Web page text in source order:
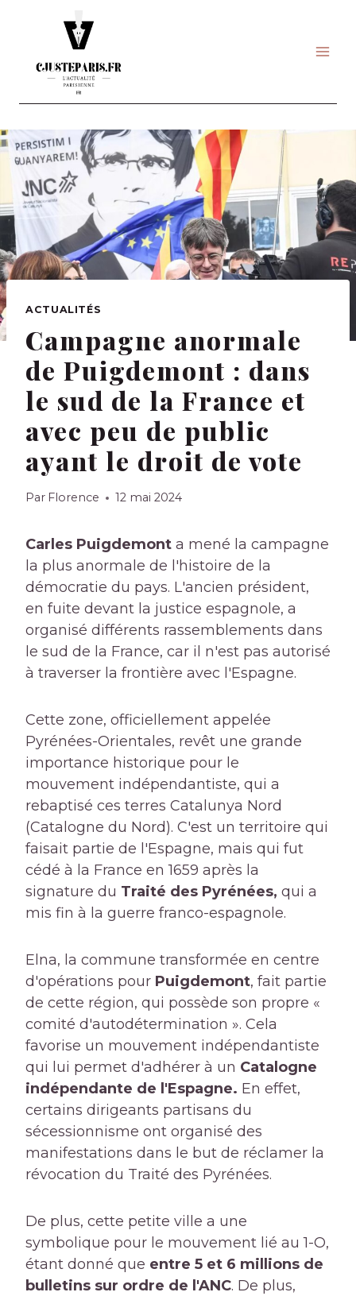
ACTUALITÉS
Campagne anormale
de Puigdemont : dans
le sud de la France et
avec peu de public
ayant le droit de vote
Par Florence 12 mai 2024
Carles Puigdemont a mené la campagne
la plus anormale de l'histoire de la
démocratie du pays. L'ancien président,
en fuite devant la justice espagnole, a
organisé différents rassemblements dans
le sud de la France, car il n'est pas autorisé
à traverser la frontière avec l'Espagne.
Cette zone, officiellement appelée
Pyrénées-Orientales, revêt une grande
importance historique pour le
mouvement indépendantiste, qui a
rebaptisé ces terres Catalunya Nord
(Catalogne du Nord). C'est un territoire qui
faisait partie de l'Espagne, mais qui fut
cédé à la France en 1659 après la
signature du Traité des Pyrénées, qui a
mis fin à la guerre franco-espagnole.
Elna, la commune transformée en centre
d'opérations pour Puigdemont, fait partie
de cette région, qui possède son propre «
comité d'autodétermination ». Cela
favorise un mouvement indépendantiste
qui lui permet d'adhérer à un Catalogne
indépendante de l'Espagne. En effet,
certains dirigeants partisans du
sécessionnisme ont organisé des
manifestations dans le but de réclamer la
révocation du Traité des Pyrénées.
De plus, cette petite ville a une
symbolique pour le mouvement lié au 1-O,
étant donné que entre 5 et 6 millions de
bulletins sur ordre de l'ANC. De plus,